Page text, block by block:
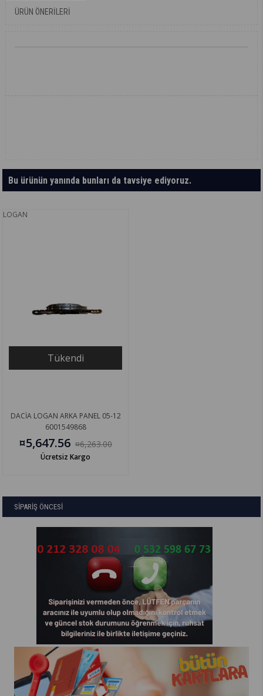
ÜRÜN ÖNERILERI
Bu ürünün yanında bunları da tavsiye ediyoruz.
LOGAN
Tükendi
DACİA LOGAN ARKA PANEL 05-12
6001549868
¤5,647.56 ¤6,263.00
Ücretsiz Kargo
SİPARİŞ ÖNCESİ